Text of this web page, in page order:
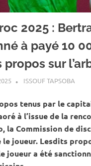
2025 :
à payé 10
propos sur
ISSOUF TAPSOBA
tenus par le
à l’issue de la
la Commission de
joueur. Lesdits
joueur a été